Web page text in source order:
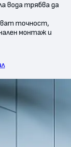
вода трябва да
точност,
монтаж и